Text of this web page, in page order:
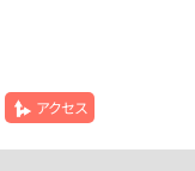
アクセス